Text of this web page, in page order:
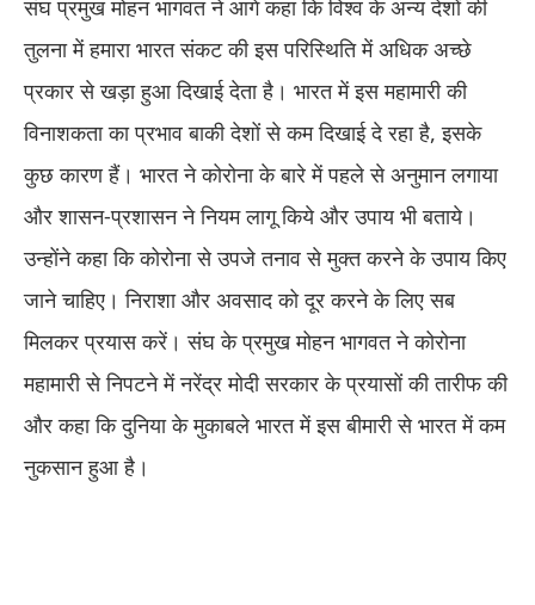
संघ प्रमुख मोहन भागवत ने आगे कहा कि विश्व के अन्य देशों की
तुलना में हमारा भारत संकट की इस परिस्थिति में अधिक अच्छे
प्रकार से खड़ा हुआ दिखाई देता है। भारत में इस महामारी की
विनाशकता का प्रभाव बाकी देशों से कम दिखाई दे रहा है, इसके
कुछ कारण हैं। भारत ने कोरोना के बारे में पहले से अनुमान लगाया
और शासन-प्रशासन ने नियम लागू किये और उपाय भी बताये।
उन्होंने कहा कि कोरोना से उपजे तनाव से मुक्त करने के उपाय किए
जाने चाहिए। निराशा और अवसाद को दूर करने के लिए सब
मिलकर प्रयास करें।​ संघ के प्रमुख मोहन भागवत ने कोरोना
महामारी से निपटने में नरेंद्र मोदी सरकार के प्रयासों की तारीफ की
और कहा कि दुनिया के मुकाबले भारत में इस बीमारी से भारत में कम
नुकसान हुआ है।